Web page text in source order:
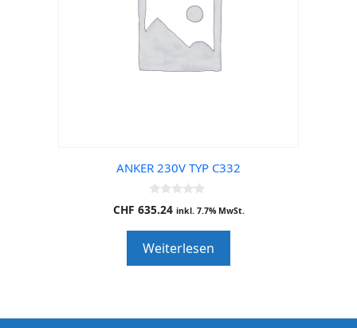
ANKER 230V TYP C332
0
o
o
f
5
CHF 635.24 inkl. 7.7% MwSt.
Weiterlesen